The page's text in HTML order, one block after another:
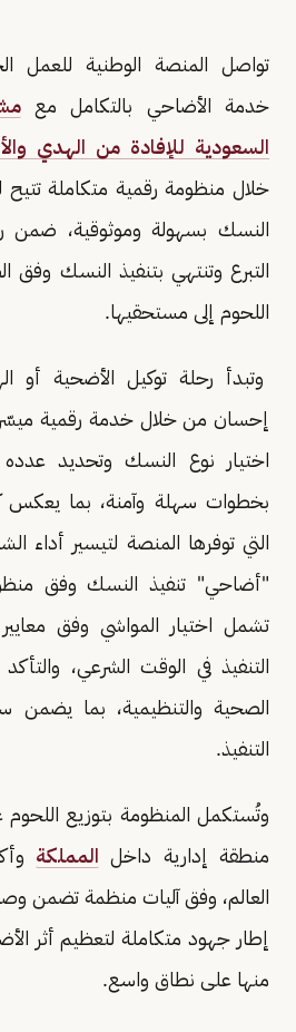
تواصل المنصة الوطنية للعمل
خدمة الأضاحي بالتكامل مع
السعودية للإفادة من الهدي
خلال منظومة رقمية متكاملة
النسك بسهولة وموثوقية، ضمن
التبرع وتنتهي بتنفيذ النسك وفق
اللحوم إلى مستحقيها.
وتبدأ رحلة توكيل الأضحية أو
إحسان من خلال خدمة رقمية
اختيار نوع النسك وتحديد عدده
بخطوات سهلة وآمنة، بما يعكس
التي توفرها المنصة لتيسير أداء
"أضاحي" تنفيذ النسك وفق
تشمل اختيار المواشي وفق
التنفيذ في الوقت الشرعي،
الصحية والتنظيمية، بما يضمن
التنفيذ.
منطقة إدارية داخل المملكة
العالم، وفق آليات منظمة تضمن
إطار جهود متكاملة لتعظيم أثر
منها على نطاق واسع.